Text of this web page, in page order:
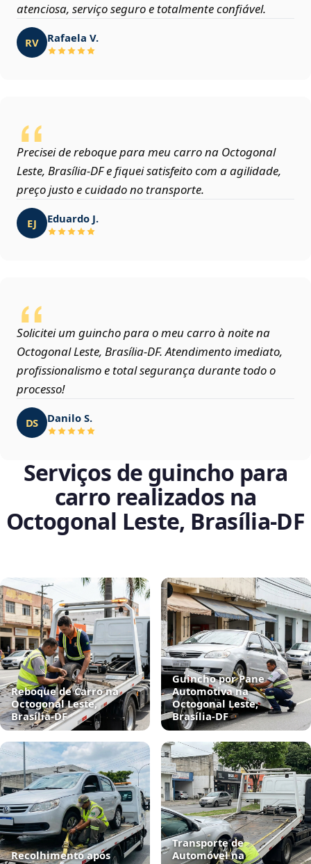
atenciosa, serviço seguro e totalmente confiável.
RV Rafaela V.
Precisei de reboque para meu carro na Octogonal
Leste, Brasília‑DF e fiquei satisfeito com a agilidade,
preço justo e cuidado no transporte.
EJ Eduardo J.
Solicitei um guincho para o meu carro à noite na
Octogonal Leste, Brasília‑DF. Atendimento imediato,
profissionalismo e total segurança durante todo o
processo!
DS Danilo S.
Serviços de guincho para
carro realizados na
Octogonal Leste, Brasília‑DF
Reboque de Carro na
Octogonal Leste,
Brasília‑DF
Guincho por Pane
Automotiva na
Octogonal Leste,
Brasília‑DF
Recolhimento após
Transporte de
Automóvel na